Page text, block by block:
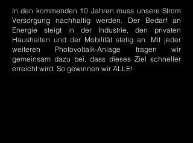
In den kommenden 10 Jahren muss unsere Strom
Versorgung nachhaltig werden. Der Bedarf an
Energie steigt in der Industrie, den privaten
Haushalten und der Mobilität stetig an. Mit jeder
weiteren Photovoltaik-Anlage tragen wir
gemeinsam dazu bei, dass dieses Ziel schneller
erreicht wird. So gewinnen wir ALLE!